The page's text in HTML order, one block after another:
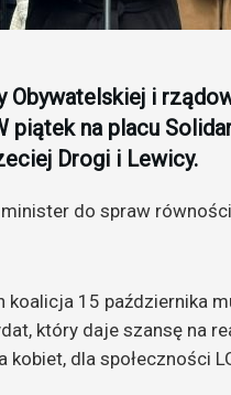
i
piątek na placu
Drogi i Lewicy.
do spraw
koalicja 15 października
który daje szansę na
dla społeczności